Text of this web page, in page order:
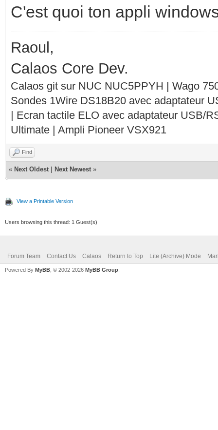
C'est quoi ton appli
Raoul,
Calaos Core Dev.
Calaos git sur NUC NUC5PPYH | Wago
Sondes 1Wire DS18B20 avec adaptateur
| Ecran tactile ELO avec adaptateur USB/
Ultimate | Ampli Pioneer VSX921
Find
« Next Oldest Next Newest »
View a Printable Version
Users browsing this thread: 1 Guest(s)
Forum Team Contact Us Calaos Return to Top Lite (Archive) Mode
Powered By MyBB , © 2002-2026 MyBB Group